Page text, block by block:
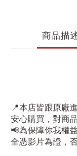
商品描
📍本店皆跟原廠
安心購買，對商
📢為保障你我權
全憑影片為證，